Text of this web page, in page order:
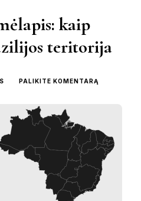
kaip
teritorija
PALIKITE KOMENTARĄ
BRAZILIJOS
TERITORIJA